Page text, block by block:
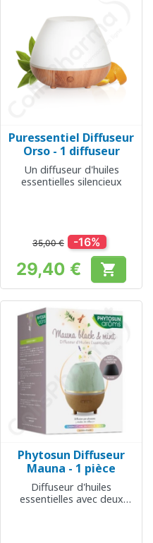
Puressentiel Diffuseur
Orso - 1 diffuseur
Un diffuseur d'huiles
essentielles silencieux
35,00 € -16%
Prix
29,40 € 
Phytosun Diffuseur
Mauna - 1 pièce
Diffuseur d'huiles
essentielles avec deux